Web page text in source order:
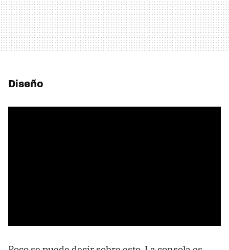
Diseño